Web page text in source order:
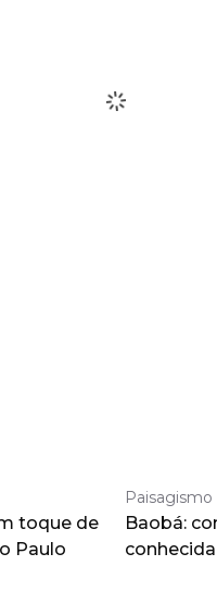
toque de
Paulo
Paisagismo
Baobá: